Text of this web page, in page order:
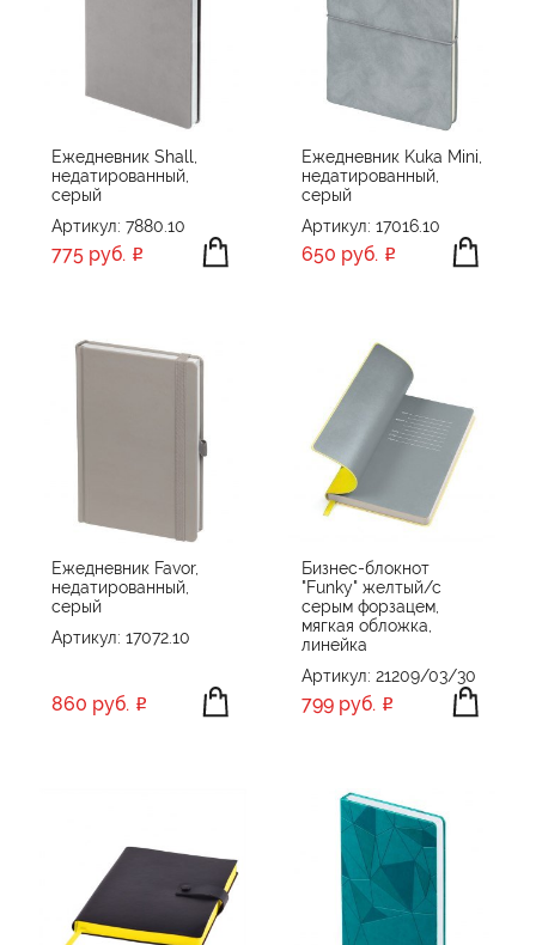
Ежедневник Shall,
недатированный,
серый
Артикул: 7880.10
775 руб.
Ежедневник Kuka Mini,
недатированный,
серый
Артикул: 17016.10
650 руб.
Ежедневник Favor,
недатированный,
серый
Артикул: 17072.10
860 руб.
Бизнес-блокнот
"Funky" желтый/с
серым форзацем,
мягкая обложка,
линейка
Артикул: 21209/03/30
799 руб.